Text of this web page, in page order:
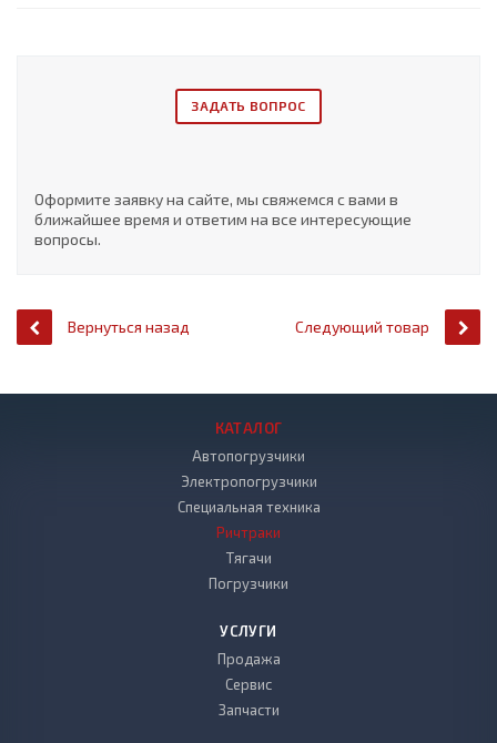
ЗАДАТЬ ВОПРОС
Оформите заявку на сайте, мы свяжемся с вами в
ближайшее время и ответим на все интересующие
вопросы.
Вернуться назад Следующий товар
КАТАЛОГ
Автопогрузчики
Электропогрузчики
Специальная техника
Ричтраки
Тягачи
Погрузчики
УСЛУГИ
Продажа
Сервис
Запчасти